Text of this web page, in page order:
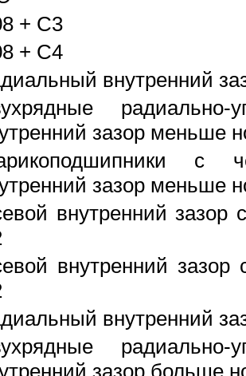
+ C3
+ C4
внутренний
радиально-
зазор меньше
с
зазор меньше
внутренний зазор
внутренний зазор
внутренний
радиально-
зазор больше